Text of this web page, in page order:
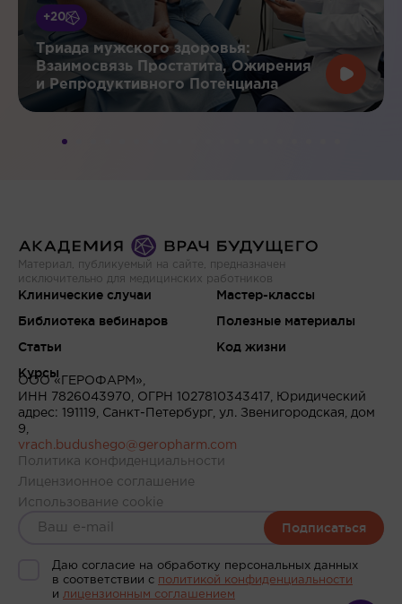
+20
Триада мужского здоровья:
Взаимосвязь Простатита, Ожирения
и Репродуктивного Потенциала
Материал, публикуемый на сайте, предназначен
исключительно для медицинских работников
Клинические случаи
Библиотека вебинаров
Статьи
Курсы
Мастер-классы
Полезные материалы
Код жизни
ООО «ГЕРОФАРМ»,
ИНН 7826043970, ОГРН 1027810343417, Юридический
адрес: 191119, Санкт-Петербург, ул. Звенигородская, дом
9,
vrach.budushego@geropharm.com
Политика конфиденциальности
Лицензионное соглашение
Использование cookie
Подписаться
Даю согласие на обработку персональных данных
в соответствии c политикой конфиденциальности
и лицензионным соглашением